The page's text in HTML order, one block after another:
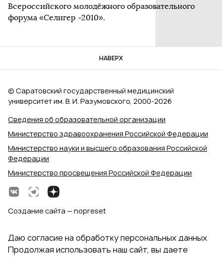
Всероссийского молодёжного образовательного
форума «Селигер -2010».
НАВЕРХ
Сведения об образовательной организации
Министерство здравоохранения Российской Федерации
Министерство науки и высшего образования Российской
Федерации
Министерство просвещения Российской Федерации
© Саратовский государственный медицинский
университет им. В. И. Разумовского, 2000‑2026
Создание сайта — nopreset
Даю согласие на обработку персональных данных
Продолжая использовать наш сайт, вы даете